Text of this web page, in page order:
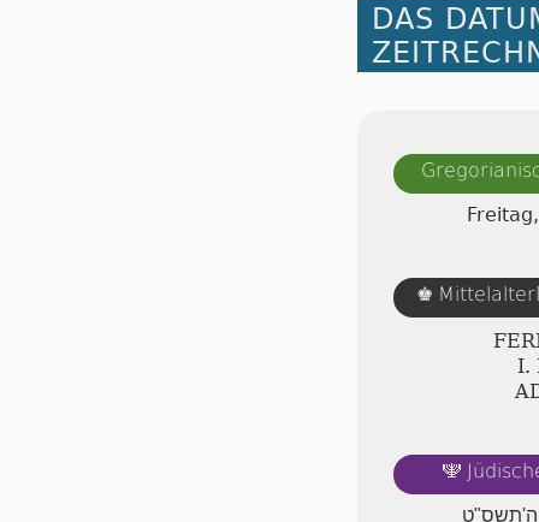
DAS
♚
🕎
ה'תשס"ט